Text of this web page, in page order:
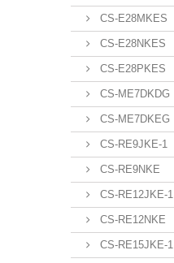
CS-E28MKES
CS-E28NKES
CS-E28PKES
CS-ME7DKDG
CS-ME7DKEG
CS-RE9JKE-1
CS-RE9NKE
CS-RE12JKE-1
CS-RE12NKE
CS-RE15JKE-1